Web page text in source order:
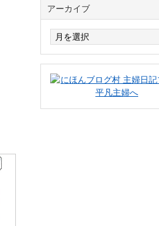
アーカイブ
イ